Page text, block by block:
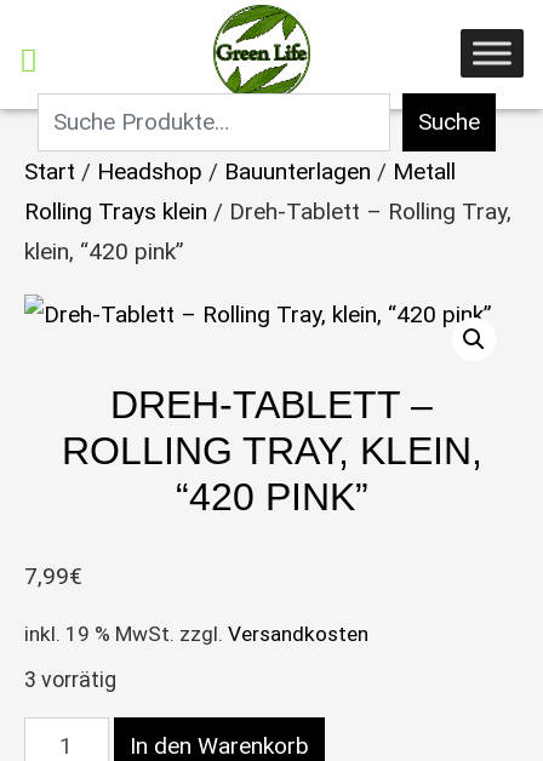
Suche
Start / Headshop / Bauunterlagen / Metall
Rolling Trays klein / Dreh-Tablett – Rolling Tray,
klein, “420 pink”
DREH-TABLETT –
ROLLING TRAY, KLEIN,
“420 PINK”
7,99€
inkl. 19 % MwSt. zzgl. Versandkosten
3 vorrätig
Dreh-Tablett – Rolling Tray, klein, “420 pink”
In den Warenkorb